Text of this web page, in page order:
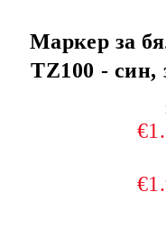
Маркер за
TZ100 - син,